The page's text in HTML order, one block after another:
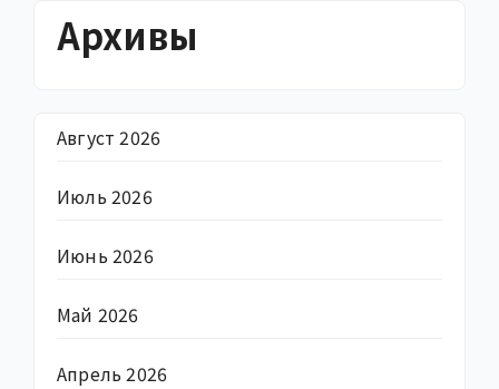
Архивы
Август 2026
Июль 2026
Июнь 2026
Май 2026
Апрель 2026